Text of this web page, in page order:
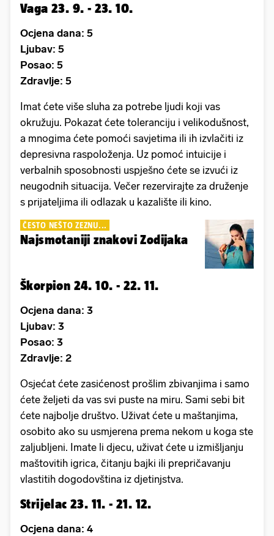
Vaga 23. 9. - 23. 10.
Ocjena dana: 5
Ljubav: 5
Posao: 5
Zdravlje: 5
Imat ćete više sluha za potrebe ljudi koji vas
okružuju. Pokazat ćete toleranciju i velikodušnost,
a mnogima ćete pomoći savjetima ili ih izvlačiti iz
depresivna raspoloženja. Uz pomoć intuicije i
verbalnih sposobnosti uspješno ćete se izvući iz
neugodnih situacija. Večer rezervirajte za druženje
s prijateljima ili odlazak u kazalište ili kino.
ČESTO NEŠTO ZEZNU...
Najsmotaniji znakovi Zodijaka
Škorpion 24. 10. - 22. 11.
Ocjena dana: 3
Ljubav: 3
Posao: 3
Zdravlje: 2
Osjećat ćete zasićenost prošlim zbivanjima i samo
ćete željeti da vas svi puste na miru. Sami sebi bit
ćete najbolje društvo. Uživat ćete u maštanjima,
osobito ako su usmjerena prema nekom u koga ste
zaljubljeni. Imate li djecu, uživat ćete u izmišljanju
maštovitih igrica, čitanju bajki ili prepričavanju
vlastitih dogodovština iz djetinjstva.
Strijelac 23. 11. - 21. 12.
Ocjena dana: 4